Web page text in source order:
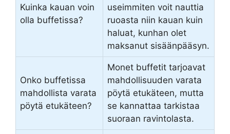
Kuinka kauan voin
olla buffetissa?
useimmiten voit nauttia
ruoasta niin kauan kuin
haluat, kunhan olet
maksanut sisäänpääsyn.
Onko buffetissa
mahdollista varata
pöytä etukäteen?
Monet buffetit tarjoavat
mahdollisuuden varata
pöytä etukäteen, mutta
se kannattaa tarkistaa
suoraan ravintolasta.